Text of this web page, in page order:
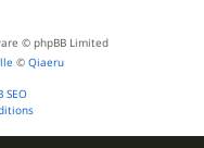
© phpBB Limited
© Qiaeru
SEO